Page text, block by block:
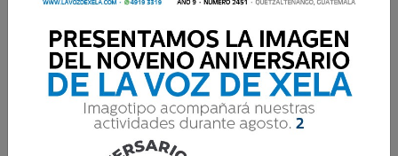
Estuardo Reyna impone
una tendencia: El wedding
planner de las bodas